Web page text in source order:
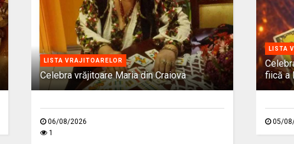
LISTA VRAJITOARELOR
Celebra vrăjitoare Maria din Craiova
06/08/2026
1
LISTA
fiică a
05/